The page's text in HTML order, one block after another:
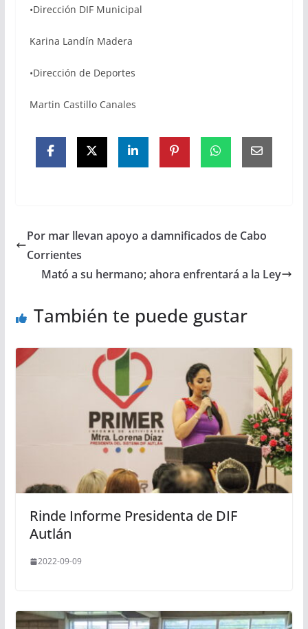
•Dirección DIF Municipal
Karina Landín Madera
•Dirección de Deportes
Martin Castillo Canales
Por mar llevan apoyo a damnificados de Cabo
Corrientes
Mató a su hermano; ahora enfrentará a la Ley
También te puede gustar
Rinde Informe Presidenta de DIF
Autlán
2022-09-09